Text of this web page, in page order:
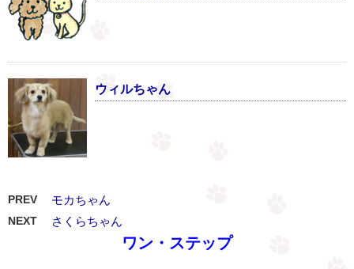
ウィルちゃん
PREV モカちゃん
NEXT さくらちゃん
ワン・ステップ